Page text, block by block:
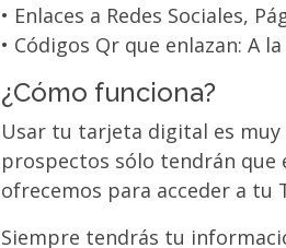
• Enlaces a Redes Sociales,
• Códigos Qr que enlazan: A
¿Cómo funciona?
Usar tu tarjeta digital es
prospectos sólo tendrán que
ofrecemos para acceder a
Siempre tendrás tu